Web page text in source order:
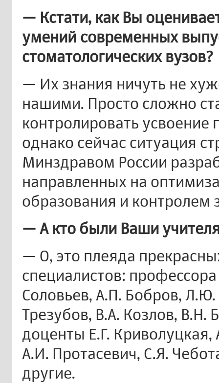
— Кстати, как Вы
умений современных
стоматологических вузов?
— Их знания ничуть не
нашими. Просто сложно
контролировать усвоение
однако сейчас ситуация
Минздравом России
направленных на
образования и контролем
— А кто были Ваши
— О, это плеяда
специалистов:
Соловьев, А.П. Бобров, Л.Ю.
Трезубов, В.А. Козлов,
доценты Е.Г. Криволуцкая,
А.И. Протасевич, С.Я.
другие.